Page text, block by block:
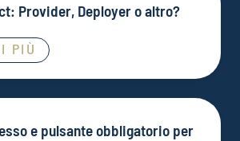
Provider, Deployer o altro?
PIÙ
e pulsante obbligatorio per